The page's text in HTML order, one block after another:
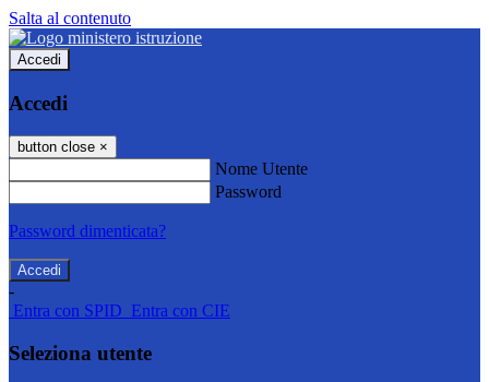
Salta al contenuto
Accedi
Accedi
button close ×
Nome Utente
Password
Password dimenticata?
-
Entra con SPID Entra con CIE
Seleziona utente